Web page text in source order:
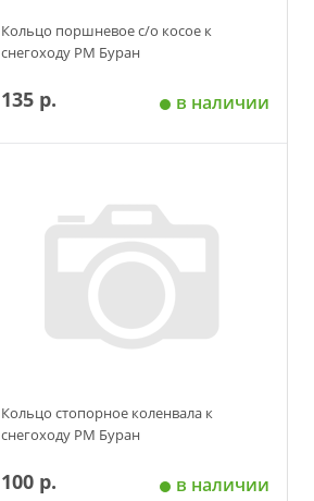
Кольцо поршневое с/о косое к
снегоходу РМ Буран
135 р. в наличии
Кольцо стопорное коленвала к
снегоходу РМ Буран
100 р. в наличии